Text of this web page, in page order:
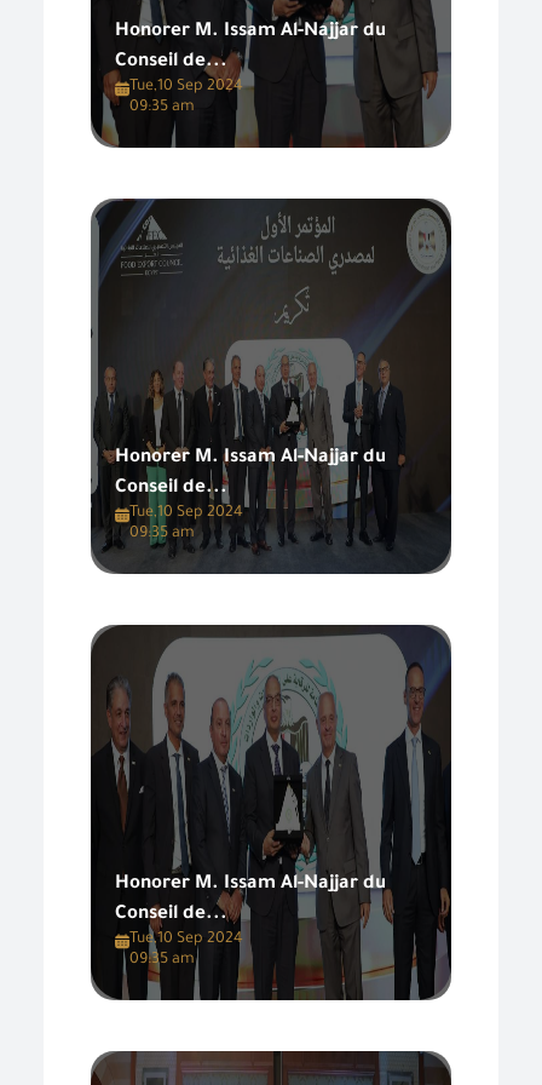
Honorer M. Issam Al-Najjar du
Conseil de...
Tue,10 Sep 2024
09:35 am
Honorer M. Issam Al-Najjar du
Conseil de...
Tue,10 Sep 2024
09:35 am
Honorer M. Issam Al-Najjar du
Conseil de...
Tue,10 Sep 2024
09:35 am